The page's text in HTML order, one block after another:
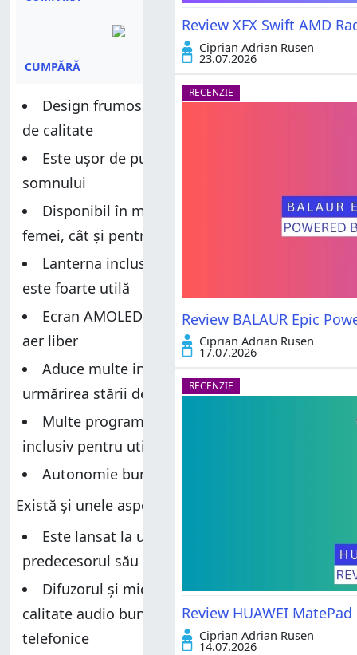
CUMPĂRĂ
Design frumos, culori elegante, materiale
de calitate
Este ușor de purtat, inclusiv în timpul
somnului
Disponibil în mărimi potrivite atât pentru
femei, cât și pentru bărbați
Lanterna inclusă, cu lumină albă sau roșie,
este foarte utilă
Ecran AMOLED cu vizibilitate excelentă în
aer liber
Aduce multe inovații interesante pentru
urmărirea stării de sănătate
Multe programe de antrenament utile,
inclusiv pentru utilizatorii de scaune cu rotile
Autonomie bună a bateriei
Există și unele aspecte mai puțin pozitive:
Este lansat la un preț mai ridicat decât
predecesorul său
Difuzorul și microfonul incluse nu oferă o
calitate audio bună pentru convorbiri
telefonice
Review XFX Swift AMD
Ciprian Adrian Rusen
23.07.2026
RECENZIE
Review BALAUR Epic
Ciprian Adrian Rusen
17.07.2026
RECENZIE
Review HUAWEI
Ciprian Adrian Rusen
14.07.2026